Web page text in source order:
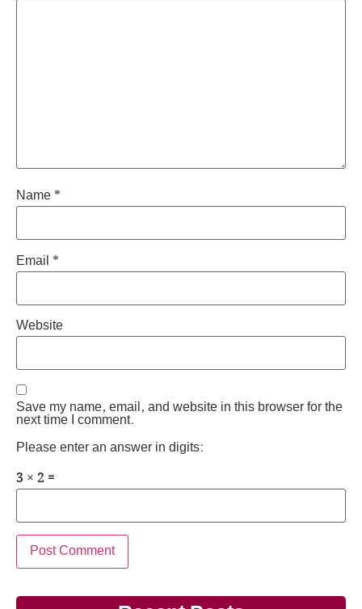
Name *
Email *
Website
Save my name, email, and website in this browser for the
next time I comment.
Please enter an answer in digits:
3 × 2 =